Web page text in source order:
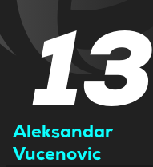
13
Aleksandar
Vucenovic